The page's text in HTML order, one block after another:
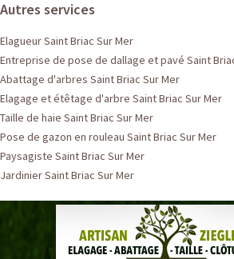
Autres services
Elagueur Saint Briac Sur Mer
Entreprise de pose de dallage et pavé Saint
Abattage d'arbres Saint Briac Sur Mer
Elagage et étêtage d'arbre Saint Briac Sur Mer
Taille de haie Saint Briac Sur Mer
Pose de gazon en rouleau Saint Briac Sur Mer
Paysagiste Saint Briac Sur Mer
Jardinier Saint Briac Sur Mer